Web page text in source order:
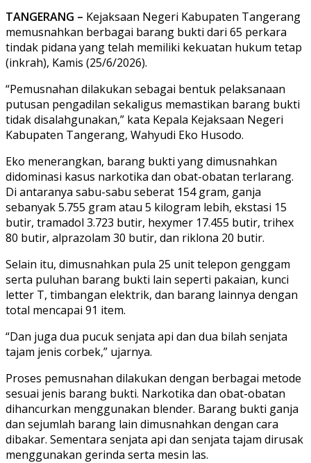
TANGERANG – Kejaksaan Negeri Kabupaten Tangerang
memusnahkan berbagai barang bukti dari 65 perkara
tindak pidana yang telah memiliki kekuatan hukum tetap
(inkrah), Kamis (25/6/2026).
“Pemusnahan dilakukan sebagai bentuk pelaksanaan
putusan pengadilan sekaligus memastikan barang bukti
tidak disalahgunakan,” kata Kepala Kejaksaan Negeri
Kabupaten Tangerang, Wahyudi Eko Husodo.
Eko menerangkan, barang bukti yang dimusnahkan
didominasi kasus narkotika dan obat-obatan terlarang.
Di antaranya sabu-sabu seberat 154 gram, ganja
sebanyak 5.755 gram atau 5 kilogram lebih, ekstasi 15
butir, tramadol 3.723 butir, hexymer 17.455 butir, trihex
80 butir, alprazolam 30 butir, dan riklona 20 butir.
Selain itu, dimusnahkan pula 25 unit telepon genggam
serta puluhan barang bukti lain seperti pakaian, kunci
letter T, timbangan elektrik, dan barang lainnya dengan
total mencapai 91 item.
“Dan juga dua pucuk senjata api dan dua bilah senjata
tajam jenis corbek,” ujarnya.
Proses pemusnahan dilakukan dengan berbagai metode
sesuai jenis barang bukti. Narkotika dan obat-obatan
dihancurkan menggunakan blender. Barang bukti ganja
dan sejumlah barang lain dimusnahkan dengan cara
dibakar. Sementara senjata api dan senjata tajam dirusak
menggunakan gerinda serta mesin las.